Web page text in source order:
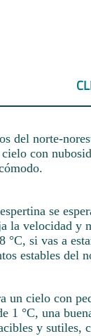
del norte-
con
se
la velocidad y
°C, si vas a
estables del
un cielo con
1 °C, una
y